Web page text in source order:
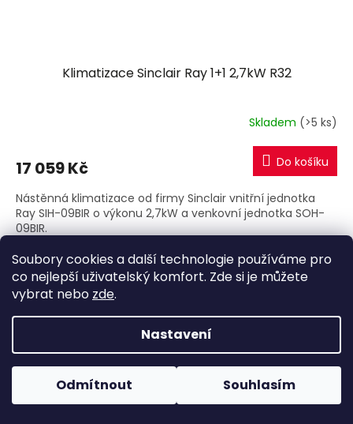
Soubory cookies a další technologie používáme pro
co nejlepší uživatelský komfort. Zde si je můžete
vybrat nebo zde.
Nastavení
Odmítnout Souhlasím
Klimatizace Sinclair Ray 1+1 2,7kW R32
Skladem (>5 ks)
17 059 Kč Do košíku
Nástěnná klimatizace od firmy Sinclair vnitřní jednotka
Ray SIH-09BIR o výkonu 2,7kW a venkovní jednotka SOH-
09BIR.